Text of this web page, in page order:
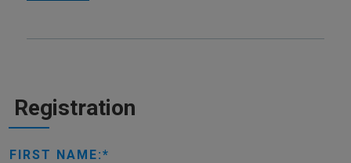
Registration
FIRST NAME: